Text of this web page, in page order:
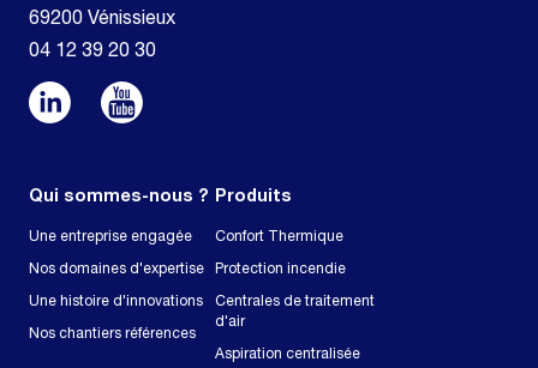
69200 Vénissieux
04 12 39 20 30
Qui sommes-nous ?
Une entreprise engagée
Nos domaines d'expertise
Une histoire d'innovations
Nos chantiers références
Produits
Confort Thermique
Protection incendie
Centrales de traitement
d'air
Aspiration centralisée